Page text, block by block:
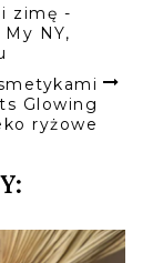
zimę -
NY,
Glowing
ryżowe